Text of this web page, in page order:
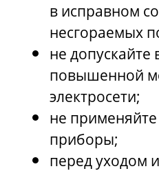
в исправном
несгораемых
не
повышенной
электросети;
не
приборы;
перед уходом